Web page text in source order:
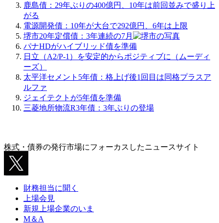
鹿島債：29年ぶりの400億円、10年は前回並みで盛り上
がる
電源開発債：10年が大台で292億円、6年は上限
堺市20年定償債：3年連続の7月
パナHDがハイブリッド債を準備
日立（A2/P-1）を安定的からポジティブに（ムーディ
ーズ）
太平洋セメント5年債：格上げ後1回目は同格プラスア
ルファ
ジェイテクトが5年債を準備
三菱地所物流R3年債：3年ぶりの登場
株式・債券の発行市場にフォーカスしたニュースサイト
財務担当に聞く
上場会見
新規上場企業のいま
M＆A